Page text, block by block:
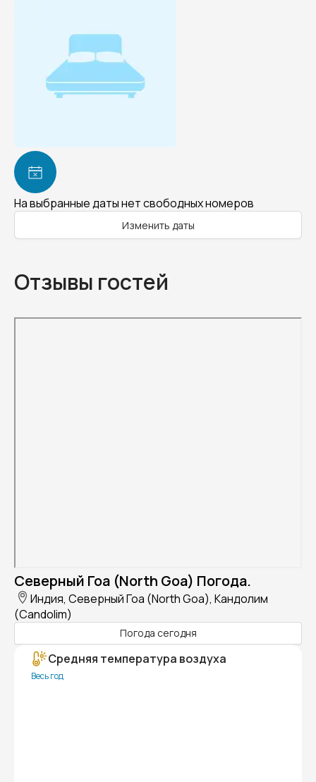
На выбранные даты нет свободных номеров
Изменить даты
Отзывы гостей
Северный Гоа (North Goa) Погода.
Индия, Северный Гоа (North Goa), Кандолим
(Candolim)
Погода сегодня
Средняя температура воздуха
Весь год